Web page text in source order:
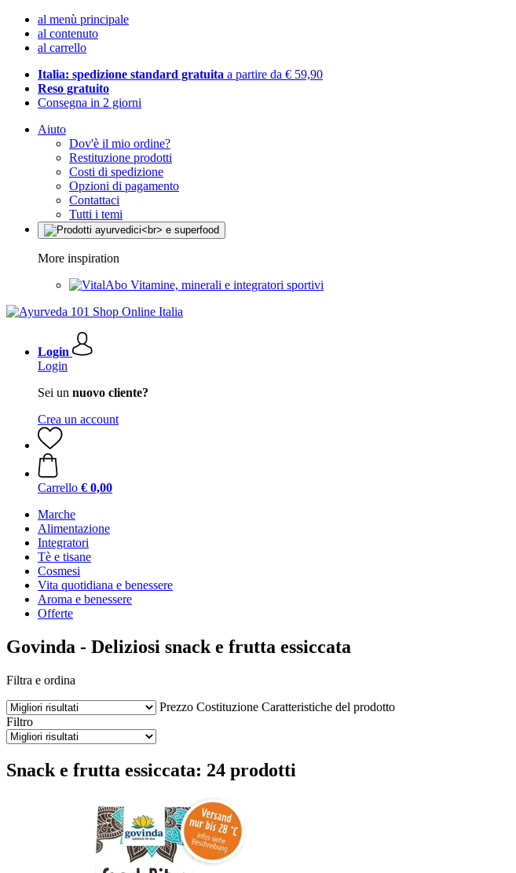
al menù principale
al contenuto
al carrello
Italia: spedizione standard gratuita a partire da € 59,90
Reso gratuito
Consegna in 2 giorni
Aiuto
Dov'è il mio ordine?
Restituzione prodotti
Costi di spedizione
Opzioni di pagamento
Contattaci
Tutti i temi
More inspiration
Vitamine, minerali e integratori sportivi
Login
Login
Sei un nuovo cliente?
Crea un account
Carrello € 0,00
Marche
Alimentazione
Integratori
Tè e tisane
Cosmesi
Vita quotidiana e benessere
Aroma e benessere
Offerte
Govinda - Deliziosi snack e frutta essiccata
Filtra e ordina
Prezzo Costituzione Caratteristiche del prodotto
Filtro
Snack e frutta essiccata: 24 prodotti